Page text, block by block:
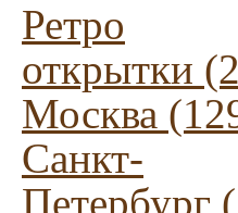
Ретро
открытки
Москва
Санкт-
Петербург